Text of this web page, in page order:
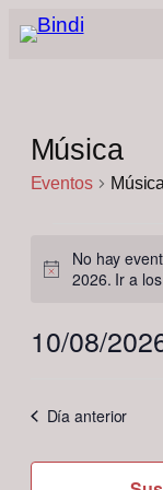
Música
Eventos Música
en
de
2026
Aviso
No hay
2026. Ir a
10/08/
fecha.
Día anterior